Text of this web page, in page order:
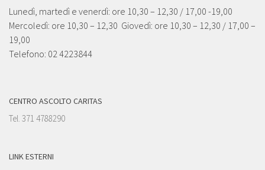
Lunedì, martedì e venerdì: ore 10,30 – 12,30 / 17,00 -19,00
Mercoledì: ore 10,30 – 12,30 Giovedì: ore 10,30 – 12,30 / 17,00 –
19,00
Telefono: 02 4223844
CENTRO ASCOLTO CARITAS
Tel. 371 4788290
LINK ESTERNI